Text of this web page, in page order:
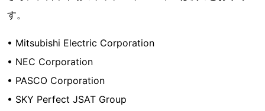
す。
• Mitsubishi Electric Corporation
• NEC Corporation
• PASCO Corporation
• SKY Perfect JSAT Group